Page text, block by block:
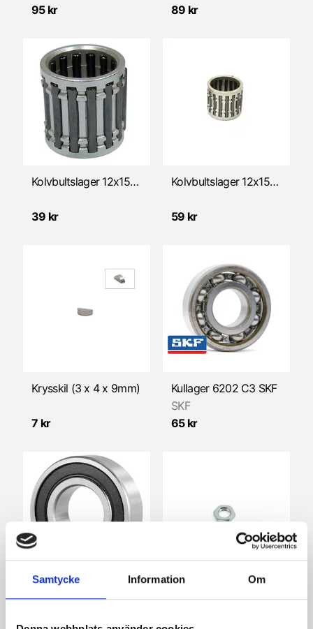
Samtycke Information Om
95 kr
89 kr
Kolvbultslager 12x15x15mm
39 kr
Kolvbultslager 12x15x15mm "Silver plated"
59 kr
Krysskil (3 x 4 x 9mm)
7 kr
Kullager 6202 C3 SKF
SKF
65 kr